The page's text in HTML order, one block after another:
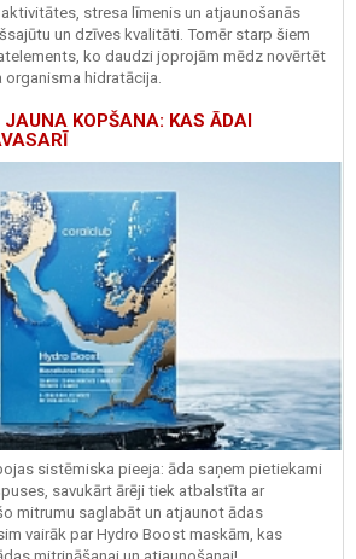
stresa līmenis un atjaunošanās
un dzīves kvalitāti. Tomēr starp šiem
ko daudzi joprojām mēdz novērtēt
hidratācija.
KOPŠANA: KAS ĀDAI
sistēmiska pieeja: āda saņem pietiekami
savukārt ārēji tiek atbalstīta ar
mitrumu saglabāt un atjaunot ādas
vairāk parHydro Boost maskām, kas